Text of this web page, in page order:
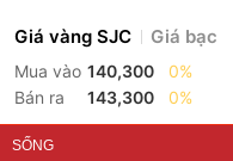
Giá vàng SJC Giá bạc
Mua vào 140,300
0%
Bán ra
143,300 0%
SỐNG